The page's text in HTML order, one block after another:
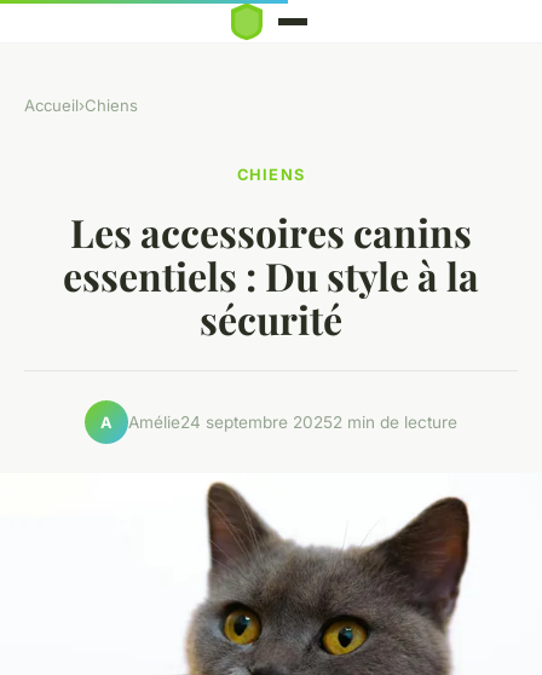
Accueil›Chiens
CHIENS
Les accessoires canins
essentiels : Du style à la
sécurité
A Amélie24 septembre 20252 min de lecture